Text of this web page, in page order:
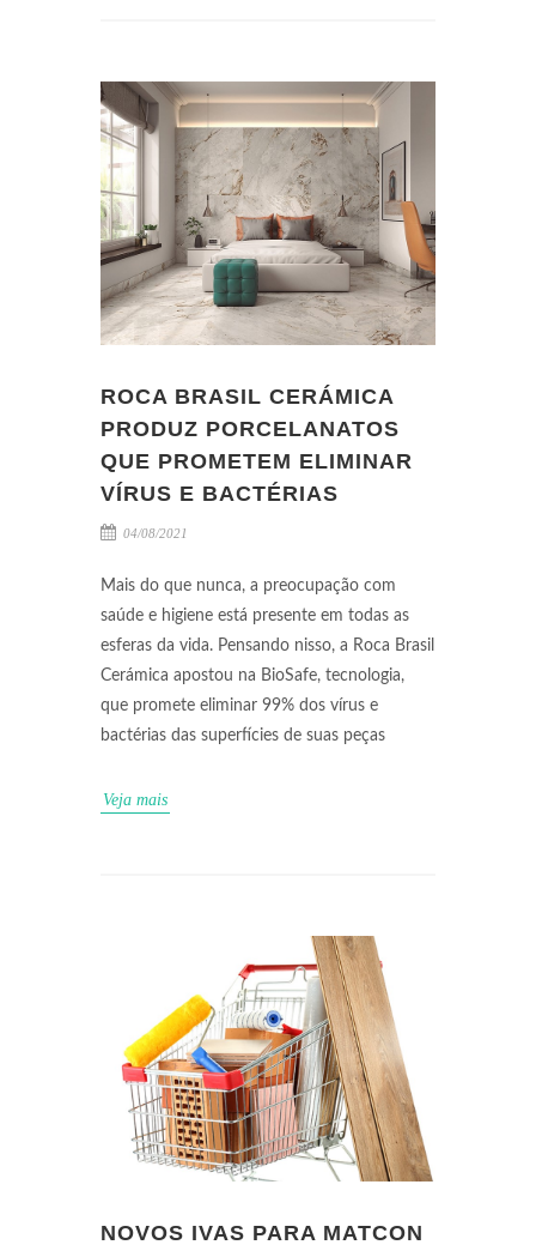
ROCA BRASIL CERÁMICA
PRODUZ PORCELANATOS
QUE PROMETEM ELIMINAR
VÍRUS E BACTÉRIAS
04/08/2021
Mais do que nunca, a preocupação com
saúde e higiene está presente em todas as
esferas da vida. Pensando nisso, a Roca Brasil
Cerámica apostou na BioSafe, tecnologia,
que promete eliminar 99% dos vírus e
bactérias das superfícies de suas peças
Veja mais
NOVOS IVAS PARA MATCON